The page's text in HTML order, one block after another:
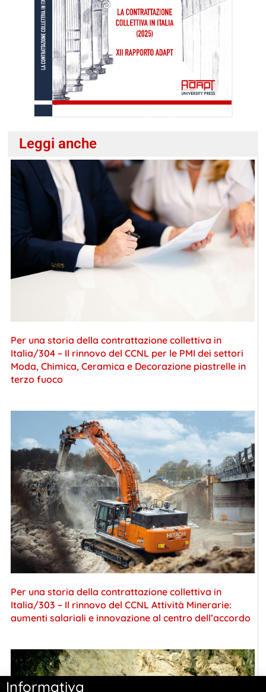
Leggi anche
Per una storia della contrattazione collettiva in
Italia/304 – Il rinnovo del CCNL per le PMI dei settori
Moda, Chimica, Ceramica e Decorazione piastrelle in
terzo fuoco
Per una storia della contrattazione collettiva in
Italia/303 – Il rinnovo del CCNL Attività Minerarie:
aumenti salariali e innovazione al centro dell’accordo
Informativa